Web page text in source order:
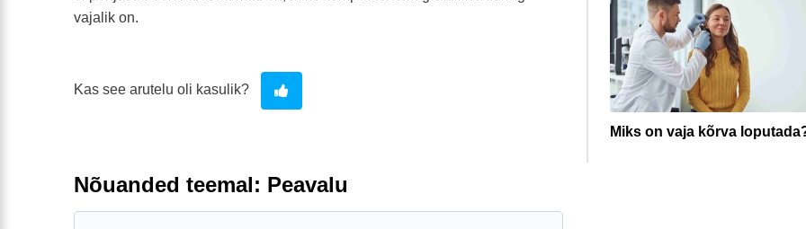
Miks on vaja kõrva
vajalik on.
Kas see arutelu oli kasulik?
Nõuanded teemal: Peavalu